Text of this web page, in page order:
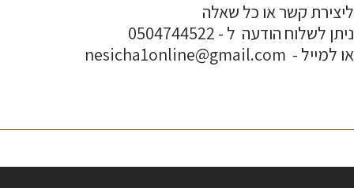
ליצירת קשר או כל שאלה
ניתן לשלוח הודעה ל - 0504744522
או למייל - nesicha1online@gmail.com